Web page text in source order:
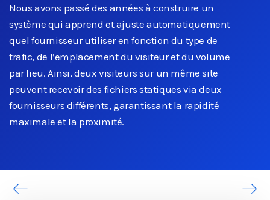
Nous avons passé des années à construire un
système qui apprend et ajuste automatiquement
quel fournisseur utiliser en fonction du type de
trafic, de l’emplacement du visiteur et du volume
par lieu. Ainsi, deux visiteurs sur un même site
peuvent recevoir des fichiers statiques via deux
fournisseurs différents, garantissant la rapidité
maximale et la proximité.